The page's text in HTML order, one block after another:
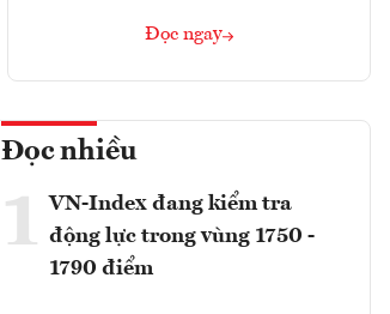
Đọc ngay
Đọc nhiều
1 VN-Index đang kiểm tra
động lực trong vùng 1750 -
1790 điểm